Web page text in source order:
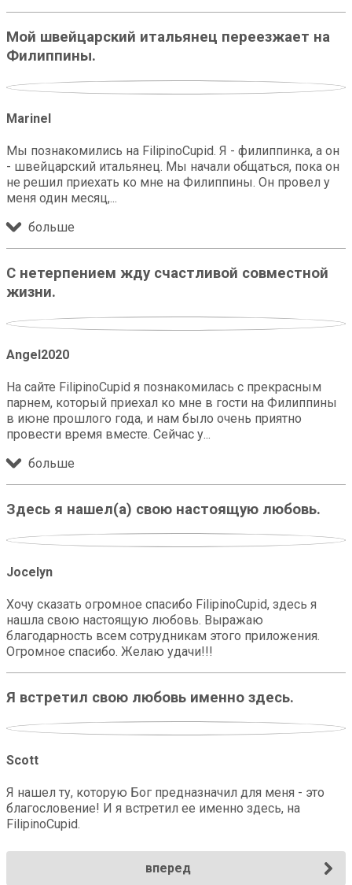
Мой швейцарский итальянец переезжает на
Филиппины.
Marinel
Мы познакомились на FilipinoCupid. Я - филиппинка, а он
- швейцарский итальянец. Мы начали общаться, пока он
не решил приехать ко мне на Филиппины. Он провел у
меня один месяц,
больше
С нетерпением жду счастливой совместной
жизни.
Angel2020
На сайте FilipinoCupid я познакомилась с прекрасным
парнем, который приехал ко мне в гости на Филиппины
в июне прошлого года, и нам было очень приятно
провести время вместе. Сейчас у
больше
Здесь я нашел(а) свою настоящую любовь.
Jocelyn
Хочу сказать огромное спасибо FilipinoCupid, здесь я
нашла свою настоящую любовь. Выражаю
благодарность всем сотрудникам этого приложения.
Огромное спасибо. Желаю удачи!!!
Я встретил свою любовь именно здесь.
Scott
Я нашел ту, которую Бог предназначил для меня - это
благословение! И я встретил ее именно здесь, на
FilipinoCupid.
вперед